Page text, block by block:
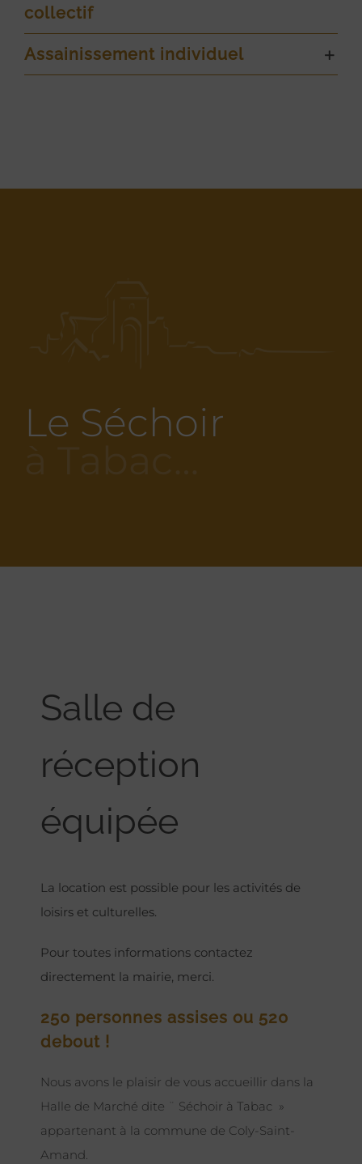
collectif
Assainissement individuel
Le Séchoir
Salle de
réception
équipée
La location est possible pour les activités de
loisirs et culturelles.
Pour toutes informations contactez
directement la mairie, merci.
250 personnes assises ou 520
debout !
Nous avons le plaisir de vous accueillir dans la
Halle de Marché dite ¨ Séchoir à Tabac »
appartenant à la commune de Coly-Saint-
Amand.